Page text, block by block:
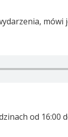
mówi
od 16:00